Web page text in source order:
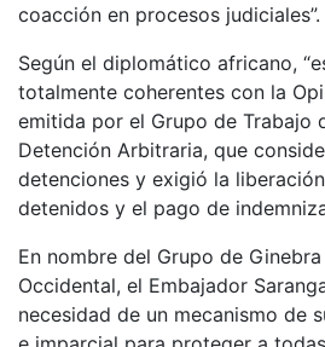
coacción en procesos judiciales”.
Según el diplomático africano,
totalmente coherentes con la
emitida por el Grupo de Trabajo
Detención Arbitraria, que
detenciones y exigió la
detenidos y el pago de
En nombre del Grupo de
Occidental, el Embajador
necesidad de un mecanismo de